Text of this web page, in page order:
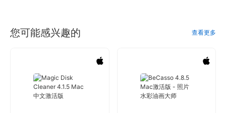
您可能感兴趣的 查看更多